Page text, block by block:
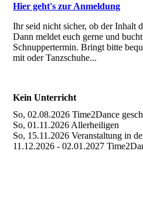
Hier geht's zur Anmeldung
Ihr seid nicht sicher, ob der Inhalt
Dann meldet euch gerne und
Schnuppertermin. Bringt bitte
mit oder Tanzschuhe...
Kein Unterricht
So, 02.08.2026 Time2Dance
So, 01.11.2026 Allerheiligen
So, 15.11.2026 Veranstaltung in
11.12.2026 - 02.01.2027